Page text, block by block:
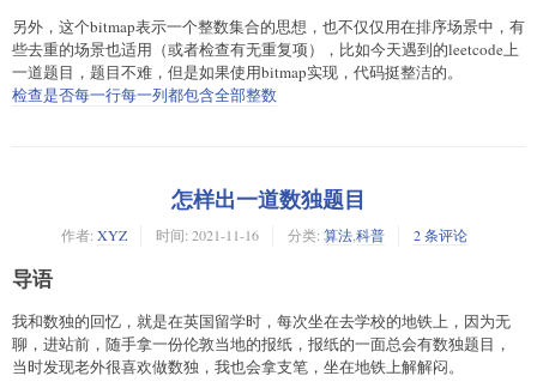
begin_time);
    ifile.close();
    begin_time = GetTickCount();
    begin_time = GetTickCount();
    for (int i = 0; i < v.size(); ++i) {
        ofile << v[i] << endl;
    }
    end_time = GetTickCount();
    printf("finish writing, cost time=%d\n", end_time-
另外，这个bitmap表示一个整数集合的思想，也不仅仅用在排序场景中，有
些去重的场景也适用（或者检查有无重复项），比如今天遇到的leetcode上
一道题目，题目不难，但是如果使用bitmap实现，代码挺整洁的。
检查是否每一行每一列都包含全部整数
怎样出一道数独题目
作者: XYZ 时间: 2021-11-16 分类: 算法,科普 2 条评论
导语
我和数独的回忆，就是在英国留学时，每次坐在去学校的地铁上，因为无
聊，进站前，随手拿一份伦敦当地的报纸，报纸的一面总会有数独题目，
当时发现老外很喜欢做数独，我也会拿支笔，坐在地铁上解解闷。